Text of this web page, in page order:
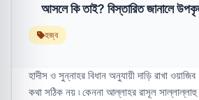
আসলে কি তাই? বিস্তারিত জানালে
হজ্ব
হাদীস ও সুন্নাহর বিধান অনুযায়ী দাড়ি রাখা
কথা সঠিক নয় ৷ কেননা আল্লাহর রাসূল